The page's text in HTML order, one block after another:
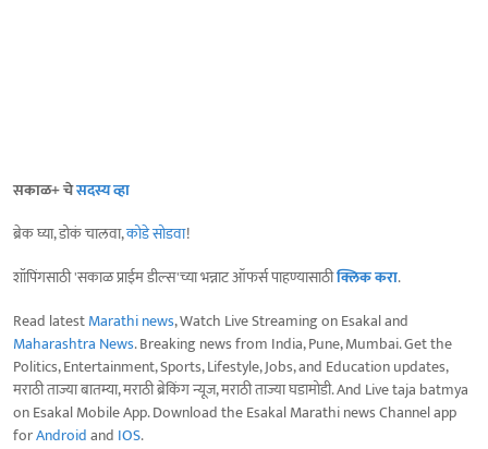
सकाळ+ चेसदस्य व्हा
ब्रेक घ्या, डोकं चालवा,कोडे सोडवा!
शॉपिंगसाठी 'सकाळ प्राईम डील्स'च्या भन्नाट ऑफर्स पाहण्यासाठीक्लिक करा.
Read latestMarathi news, Watch Live Streaming on Esakal and
Maharashtra News. Breaking news from India, Pune, Mumbai. Get the
Politics, Entertainment, Sports, Lifestyle, Jobs, and Education updates,
मराठी ताज्या बातम्या, मराठी ब्रेकिंग न्यूज, मराठी ताज्या घडामोडी. And Live taja batmya
on Esakal Mobile App. Download the Esakal Marathi news Channel app
forAndroidand IOS.